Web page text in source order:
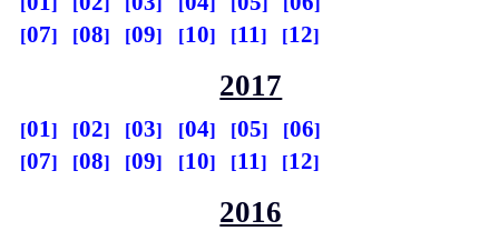
07
08 09 10 11 12
2017
01 02 03 04 05
06
07
08 09 10 11 12
2016